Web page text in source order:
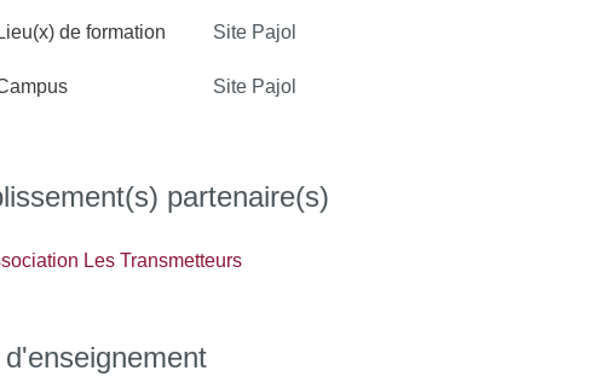
Lieu(x) de formation Site Pajol
Site Pajol
partenaire(s)
Les Transmetteurs
d'enseignement